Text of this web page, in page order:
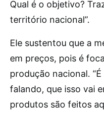
Qual é o objetivo?
território nacional”.
Ele sustentou que a
em preços, pois é
produção nacional.
falando, que isso vai
produtos são feitos